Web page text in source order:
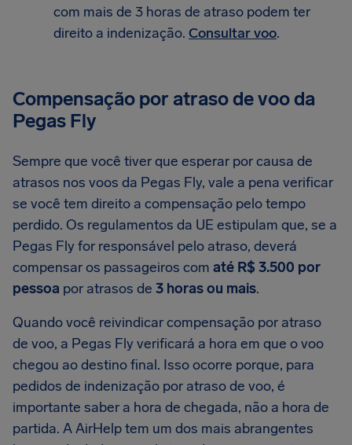
com mais de 3 horas de atraso podem ter
direito a indenização. Consultar voo.
Compensação por atraso de voo da
Pegas Fly
Sempre que você tiver que esperar por causa de
atrasos nos voos da Pegas Fly, vale a pena verificar
se você tem direito a compensação pelo tempo
perdido. Os regulamentos da UE estipulam que, se a
Pegas Fly for responsável pelo atraso, deverá
compensar os passageiros com até R$ 3.500 por
pessoa por atrasos de 3 horas ou mais.
Quando você reivindicar compensação por atraso
de voo, a Pegas Fly verificará a hora em que o voo
chegou ao destino final. Isso ocorre porque, para
pedidos de indenização por atraso de voo, é
importante saber a hora de chegada, não a hora de
partida. A AirHelp tem um dos mais abrangentes